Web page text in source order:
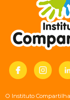
O Instituto